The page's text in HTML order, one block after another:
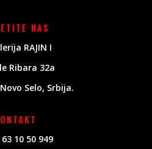
NAS
RAJIN I
Ribara 32a
Selo, Srbija.
10 50 949